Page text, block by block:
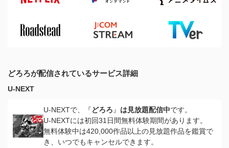
どろろが配信されているサービス詳細
U-NEXT
U-NEXTで、『どろろ 』 は見放題配信中です。
U-NEXTには初回31日間無料体験期間があります。
無料体験中は420,000作品以上の見放題作品を鑑賞で
き、いつでもキャンセルできます。